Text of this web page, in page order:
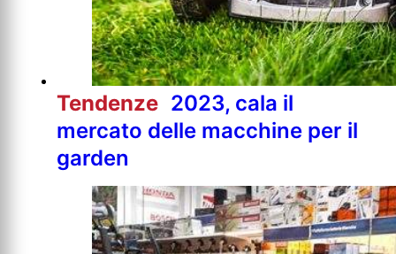
Tendenze 2023, cala il
mercato delle macchine per il
garden